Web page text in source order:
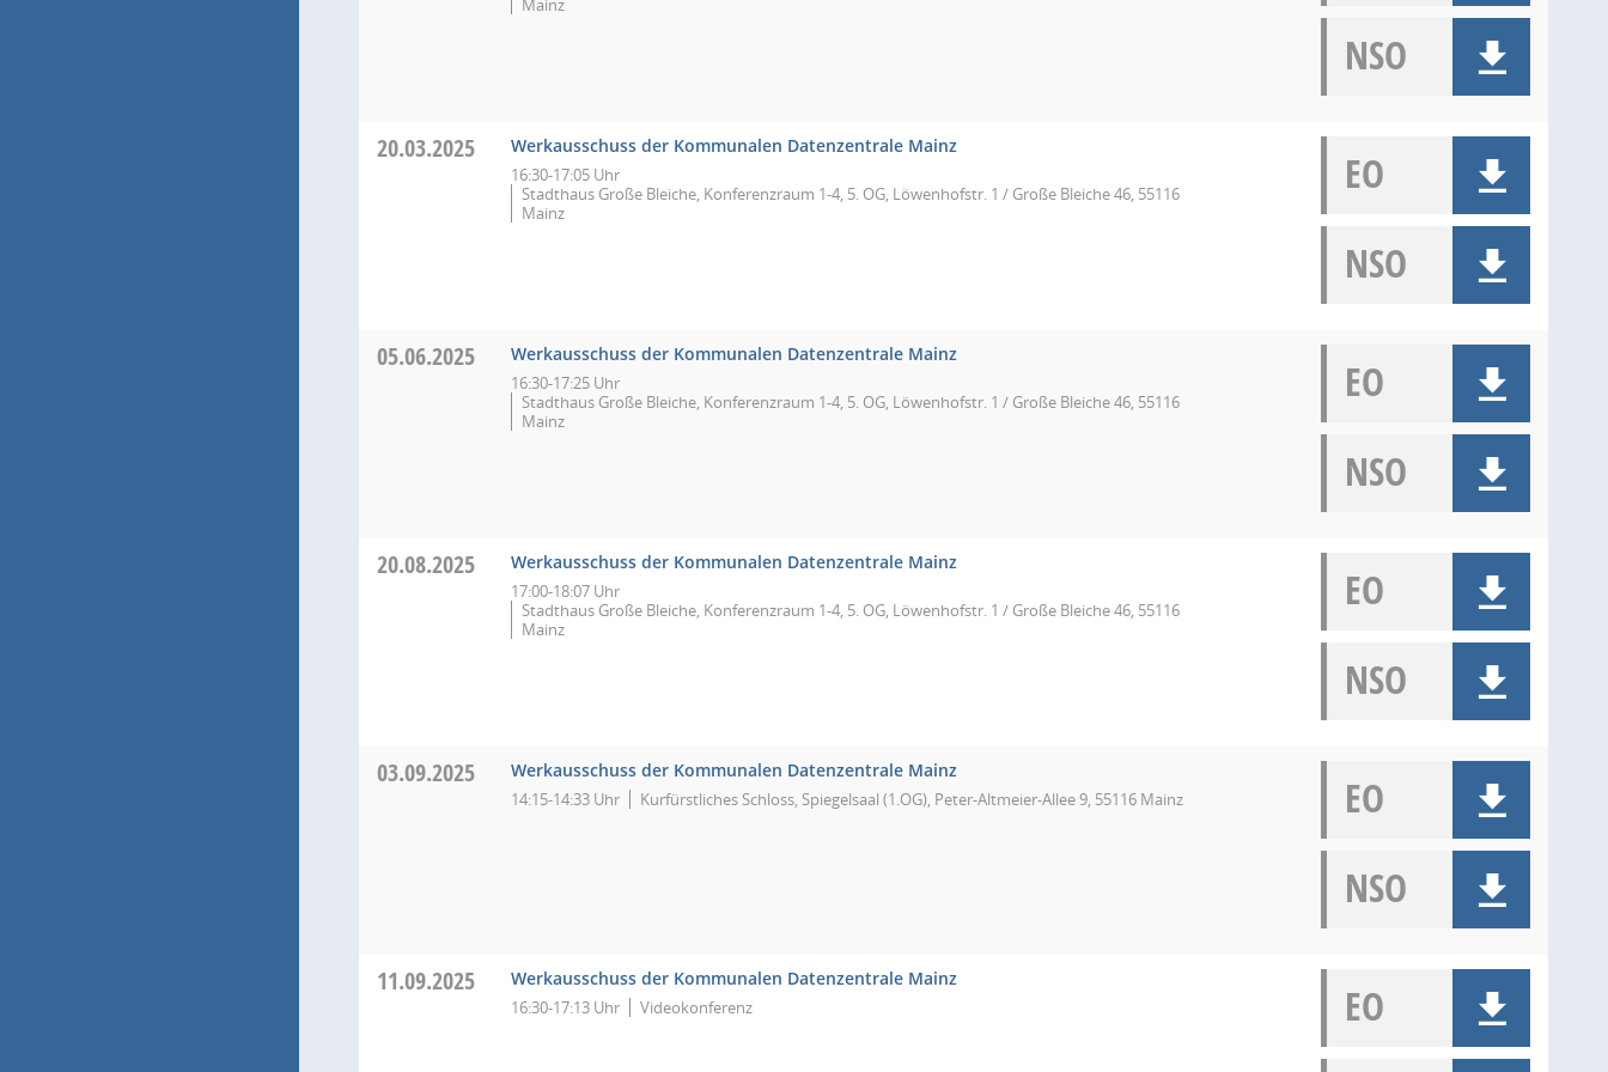
Mainz
NSO
20.03.2025 Werkausschuss der Kommunalen Datenzentrale Mainz
16:30-17:05 Uhr
Stadthaus Große Bleiche, Konferenzraum 1-4, 5. OG, Löwenhofstr. 1 / Große Bleiche 46, 55116
Mainz
EO
NSO
05.06.2025 Werkausschuss der Kommunalen Datenzentrale Mainz
16:30-17:25 Uhr
Stadthaus Große Bleiche, Konferenzraum 1-4, 5. OG, Löwenhofstr. 1 / Große Bleiche 46, 55116
Mainz
EO
NSO
20.08.2025 Werkausschuss der Kommunalen Datenzentrale Mainz
17:00-18:07 Uhr
Stadthaus Große Bleiche, Konferenzraum 1-4, 5. OG, Löwenhofstr. 1 / Große Bleiche 46, 55116
Mainz
EO
NSO
03.09.2025 Werkausschuss der Kommunalen Datenzentrale Mainz
14:15-14:33 Uhr Kurfürstliches Schloss, Spiegelsaal (1.OG), Peter-Altmeier-Allee 9, 55116 Mainz
EO
NSO
11.09.2025 Werkausschuss der Kommunalen Datenzentrale Mainz
16:30-17:13 Uhr Videokonferenz
EO